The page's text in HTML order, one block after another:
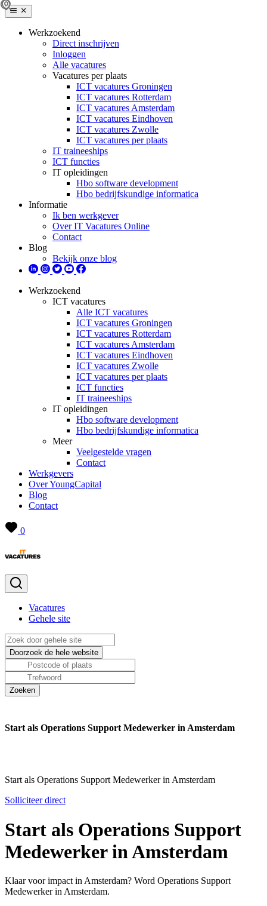
Werkzoekend
Direct inschrijven
Inloggen
Alle vacatures
Vacatures per plaats
ICT vacatures Groningen
ICT vacatures Rotterdam
ICT vacatures Amsterdam
ICT vacatures Eindhoven
ICT vacatures Zwolle
ICT vacatures per plaats
IT traineeships
ICT functies
IT opleidingen
Hbo software development
Hbo bedrijfskundige informatica
Informatie
Ik ben werkgever
Over IT Vacatures Online
Contact
Blog
Bekijk onze blog
Werkzoekend
ICT vacatures
Alle ICT vacatures
ICT vacatures Groningen
ICT vacatures Rotterdam
ICT vacatures Amsterdam
ICT vacatures Eindhoven
ICT vacatures Zwolle
ICT vacatures per plaats
ICT functies
IT traineeships
IT opleidingen
Hbo software development
Hbo bedrijfskundige informatica
Meer
Veelgestelde vragen
Contact
Werkgevers
Over YoungCapital
Blog
Contact
0
Vacatures
Gehele site
Start als Operations Support Medewerker in Amsterdam
Start als Operations Support Medewerker in Amsterdam
Solliciteer direct
Start als Operations Support
Medewerker in Amsterdam
Klaar voor impact in Amsterdam? Word Operations Support
Medewerker in Amsterdam.